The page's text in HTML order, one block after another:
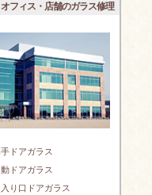
オフィス・店舗のガラス修理
手ドアガラス
ドアガラス
り口ドアガラス